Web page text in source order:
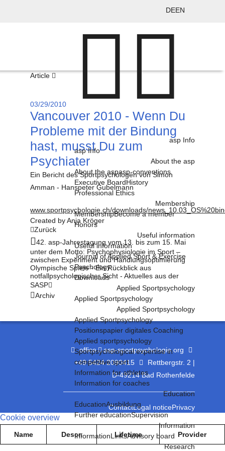
DEEN
asp Info
asp Info
About the asp
About the aspasp-conventions
Executive BoardHistory
Professional Ethics
Membership
MembershipBecome a member
Honors
Useful information
Useful information
Journal of Applied Sport & Exercise
Psychology
Downloads
Applied Sportpsychology
Applied Sportpsychology
Applied Sportpsychology
Applied Sportpsychology
Positionspapier digitales Coaching
Applied sportpsychology
Sportpsychological expertise in
competitive sport
Information for athletes
Information for coaches
Education
EducationAusbildung
Further educationSupervision
Information
InformationLinksAdvisory board
Research
Article
03/29/2010
Vancouver 2010 - Wenn Du
Probleme mit der Bindung
hast, musst Du zum
Psychiater
Ein Bericht des Sportpsychologen von Simon
Amman - Hanspeter Gubelmann
www.sportpsychologie.ch/downloads/
Created byAnja Kröger
Zurück
42. asp-Jahrestagung vom 13. bis zum 15. Mai
unter dem Motto: Psychophysiologie im Sport –
zwischen Experiment und Handlungsoptimierung
Olympische Spiele - Ein Rückblick aus
notfallpsychologischer Sicht - Aktuelles aus der
SASP
Archiv
office
asp-sportpsychologie.org
+49 5424 2090415
Rettbergstr. 2 |
D-49214 Bad Rothenfelde
ContactLegal noticePrivacy
Cookie overview
Name Descr. Lifetime Provider